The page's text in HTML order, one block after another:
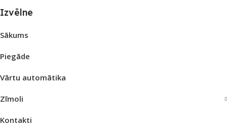
Izvēlne
Sākums
Piegāde
Vārtu automātika
Zīmoli
Kontakti